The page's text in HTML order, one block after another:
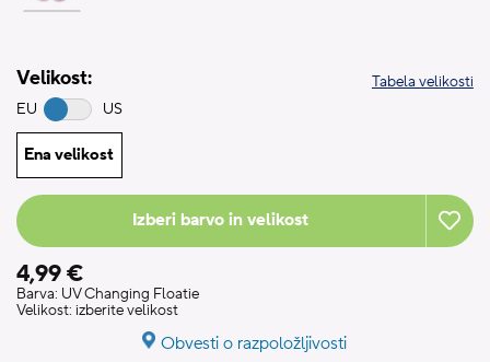
Velikost:
EU US
Tabela velikosti
Ena velikost
Izberi barvo in velikost
4,99 €
Barva: UV Changing Floatie
Velikost: izberite velikost
Obvesti o razpoložljivosti